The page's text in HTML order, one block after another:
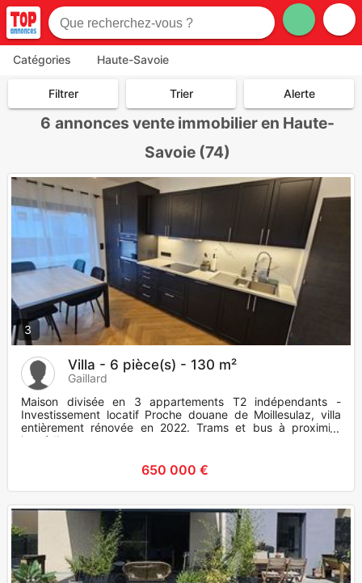
Catégories Haute-Savoie
Filtrer Trier Alerte
6 annonces vente immobilier en Haute-
Savoie (74)
3
Villa - 6 pièce(s) - 130 m²
Gaillard
Maison divisée en 3 appartements T2 indépendants -
Investissement locatif Proche douane de Moillesulaz, villa
entièrement rénovée en 2022. Trams et bus à proximité
immédiate
650 000 €